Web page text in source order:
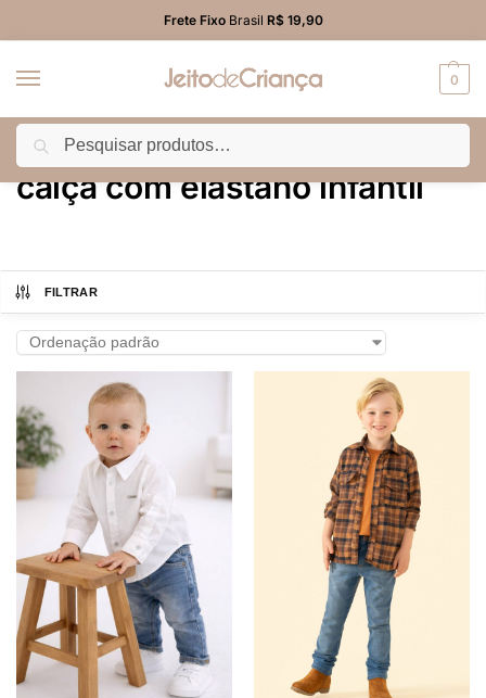
Frete FixoBrasil R$ 19,90
0
Início Produtos marcados com a tag “calça com elastano infantil”
calça com elastano infantil
FILTRAR